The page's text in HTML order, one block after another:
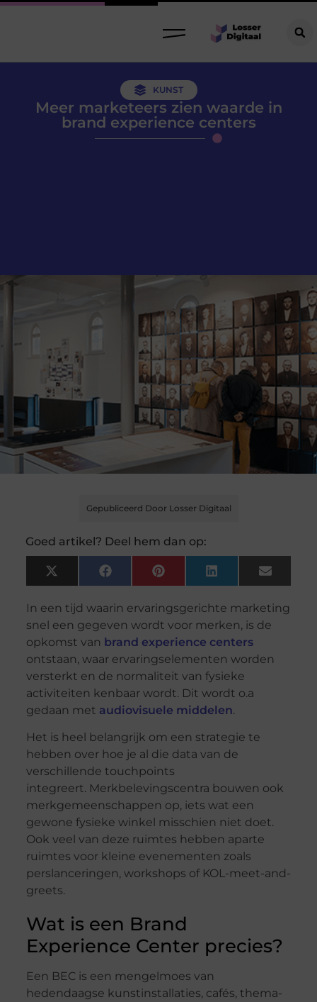
KUNST
Meer marketeers zien waarde in
brand experience centers
Gepubliceerd Door Losser Digitaal
Goed artikel? Deel hem dan op:
X
(Twitter)
FacebookPinterest LinkedIn Email
In een tijd waarin ervaringsgerichte marketing
snel een gegeven wordt voor merken, is de
opkomst van brand experience centers
ontstaan, waar ervaringselementen worden
versterkt en de normaliteit van fysieke
activiteiten kenbaar wordt. Dit wordt o.a
gedaan met audiovisuele middelen.
Het is heel belangrijk om een strategie te
hebben over hoe je al die data van de
verschillende touchpoints
integreert. Merkbelevingscentra bouwen ook
merkgemeenschappen op, iets wat een
gewone fysieke winkel misschien niet doet.
Ook veel van deze ruimtes hebben aparte
ruimtes voor kleine evenementen zoals
perslanceringen, workshops of KOL-meet-and-
greets.
Wat is een Brand
Experience Center precies?
Een BEC is een mengelmoes van
hedendaagse kunstinstallaties, cafés, thema-